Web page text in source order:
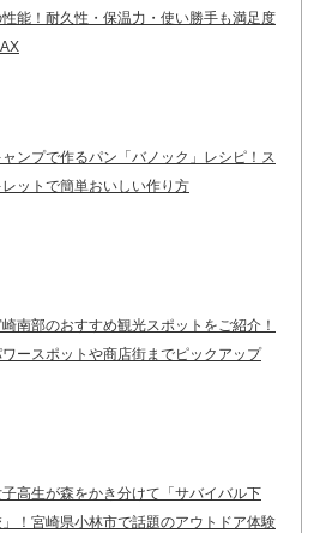
能！耐久性・保温力・使い勝手も満足度
ャンプで作るパン「バノック」レシピ！ス
レットで簡単おいしい作り方
南部のおすすめ観光スポットをご紹介！
ースポットや商店街までピックアップ
高生が森をかき分けて「サバイバル下
！宮崎県小林市で話題のアウトドア体験